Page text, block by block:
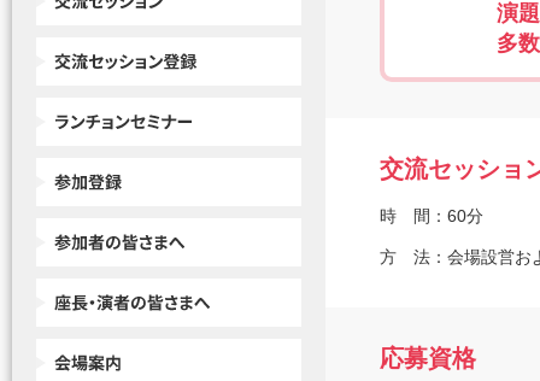
演
多
交流セッショ
時 間： 60分
方 法： 会場設営お
応募資格